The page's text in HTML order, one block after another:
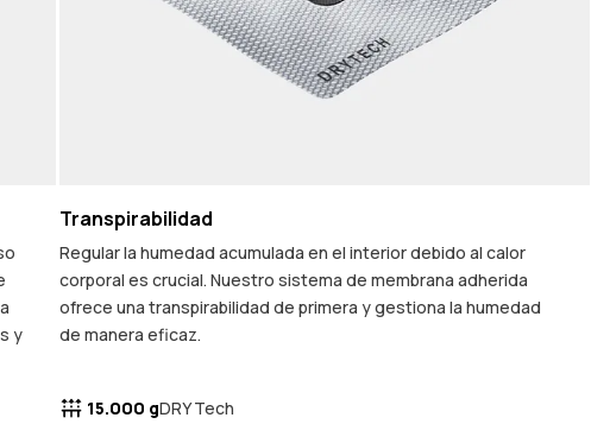
y
Transpirabilidad
Regular la humedad acumulada en el interior debido al calor
corporal es crucial. Nuestro sistema de membrana adherida
ofrece una transpirabilidad de primera y gestiona la humedad
de manera eficaz.
15.000 gDRY Tech